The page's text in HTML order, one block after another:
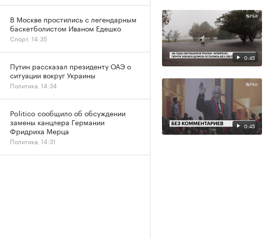
0:45
0:45
В Москве простились с легендарным
баскетболистом Иваном Едешко
Спорт, 14:35
Путин рассказал президенту ОАЭ о
ситуации вокруг Украины
Политика, 14:34
Politico сообщило об обсуждении
замены канцлера Германии
Фридриха Мерца
Политика, 14:31